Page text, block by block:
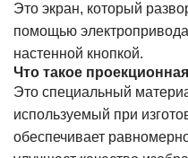
Это экран, который
помощью
настенной кнопкой.
Что такое
Это специальный
используемый при
обеспечивает